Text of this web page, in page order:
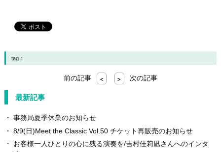
tag：
前の記事 < > 次の記事
最新記事
事務局夏季休業のお知らせ
8/9(日)Meet the Classic Vol.50 チケット再販売のお知らせ
お客様一人ひとりの心に残る演奏を/吉村佳莉凪さんへのインタ